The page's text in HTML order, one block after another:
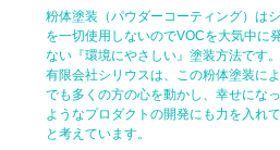
粉体塗装（パウダーコーティング）は
を一切使用しないのでVOCを大気中に
ない『環境にやさしい』塗装方法です。
有限会社シリウスは、この粉体塗装に
でも多くの方の心を動かし、幸せにな
ようなプロダクトの開発にも力を入れ
と考えています。